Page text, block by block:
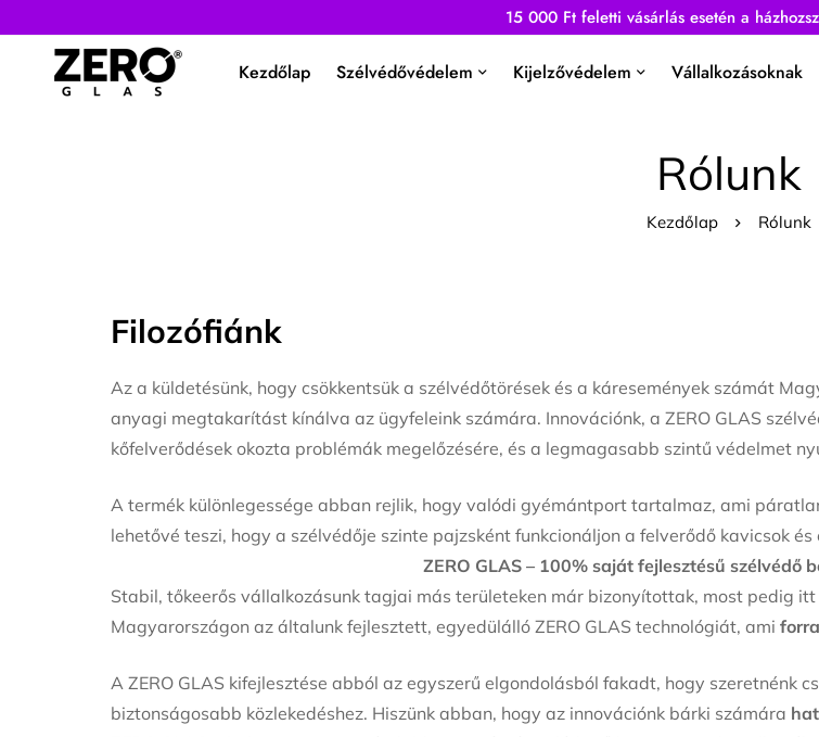
15 000 Ft feletti vásárlás esetén a
Kezdőlap Szélvédővédelem Kijelzővédelem Vállalkozásoknak
Rólunk
Kezdőlap Rólunk
Filozófiánk
Az a küldetésünk, hogy csökkentsük a szélvédőtörések és a káresemények számát
anyagi megtakarítást kínálva az ügyfeleink számára. Innovációnk, a ZERO GLAS
kőfelverődések okozta problémák megelőzésére, és a legmagasabb szintű védelmet
A termék különlegessége abban rejlik, hogy valódi gyémántport tartalmaz, ami
lehetővé teszi, hogy a szélvédője szinte pajzsként funkcionáljon a felverődő kavicsok
ZERO GLAS – 100% saját fejlesztésű szélvédő
Stabil, tőkeerős vállalkozásunk tagjai más területeken már bizonyítottak, most pedig
Magyarországon az általunk fejlesztett, egyedülálló ZERO GLAS technológiát, ami
A ZERO GLAS kifejlesztése abból az egyszerű elgondolásból fakadt, hogy szeretnénk
biztonságosabb közlekedéshez. Hiszünk abban, hogy az innovációnk bárki számára